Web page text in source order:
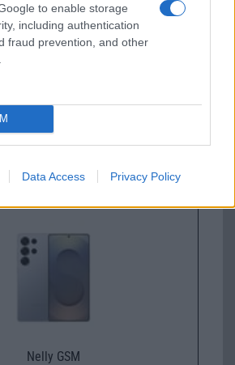
to enable storage
including authentication
fraud prevention, and other
Data Access Privacy Policy
Nelly GSM